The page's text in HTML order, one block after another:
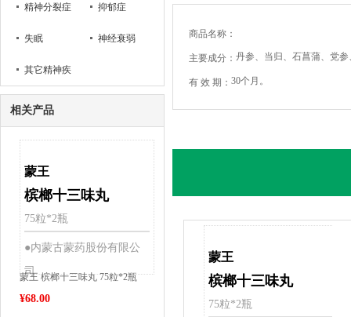
精神分裂症 抑郁症
失眠 神经衰弱
其它精神疾
病
相关产品
蒙王
槟榔十三味丸
75粒*2瓶
●内蒙古蒙药股份有限公
司
蒙王 槟榔十三味丸 75粒*2瓶
¥68.00
商品名称：
主要成分：
有 效 期： 30个月。
蒙王
槟榔十三味丸
75粒*2瓶